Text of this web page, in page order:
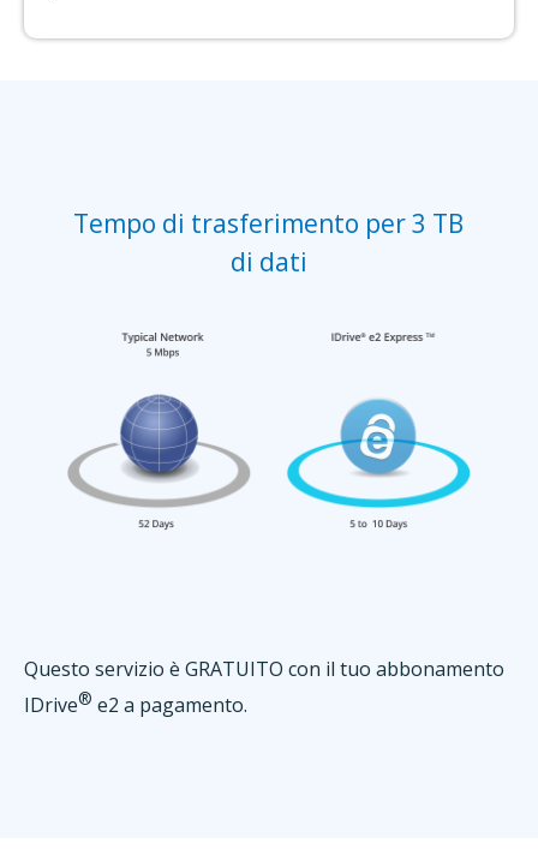
Tempo di trasferimento per 3 TB
di dati
Questo servizio è GRATUITO con il tuo abbonamento
IDrive® e2 a pagamento.